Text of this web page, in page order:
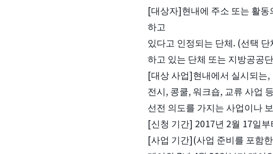
[대상자]현내에 주소 또는 활
하고
있다고 인정되는 단체. (선택
하고 있는 단체 또는 지방공공
[대상 사업]현내에서 실시되는
전시, 콩쿨, 워크숍, 교류 사업
선전 의도를 가지는 사업이나
[신청 기간] 2017년 2월 17일
[사업 기간](사업 준비를 포함